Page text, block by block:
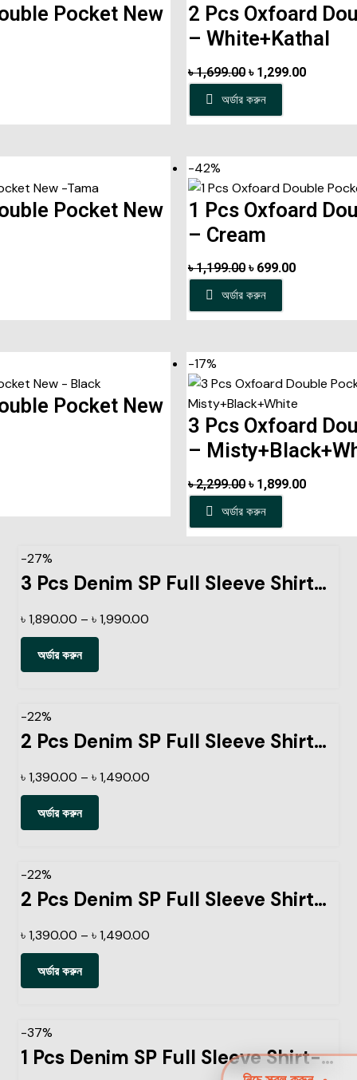
Pocket New
2 Pcs Oxfoard
– White+Kathal
৳1,699.00 ৳ 1,299.00
অর্ডার করুন
Pocket New
-42%
1 Pcs Oxfoard
– Cream
৳1,199.00 ৳ 699.00
অর্ডার করুন
Pocket New
-17%
3 Pcs Oxfoard
–
৳2,299.00 ৳ 1,899.00
অর্ডার করুন
-27%
3 Pcs Denim SP Full Sleeve Shirt- Black+Light Sky+Navy
৳1,890.00 – ৳1,990.00
অর্ডার করুন
-22%
2 Pcs Denim SP Full Sleeve Shirt-Light Sky+ Black
৳1,390.00 – ৳1,490.00
অর্ডার করুন
-22%
2 Pcs Denim SP Full Sleeve Shirt- Navy+Sky
৳1,390.00 – ৳1,490.00
অর্ডার করুন
-37%
1 Pcs Denim SP Full Sleeve Shirt- Navy